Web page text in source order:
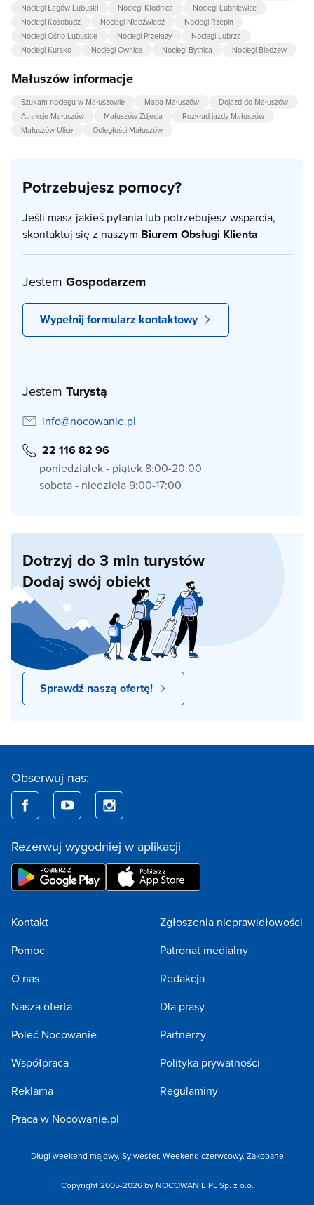
Noclegi Łagów Lubuski
Noclegi Kłodnica
Noclegi Lubniewice
Noclegi Kosobudz
Noclegi Niedźwiedź
Noclegi Rzepin
Noclegi Ośno Lubuskie
Noclegi Przełazy
Noclegi Lubrza
Noclegi Kursko
Noclegi Ownice Noclegi Bytnica Noclegi Bledzew
Małuszów informacje
Szukam noclegu w Małuszowie Mapa Małuszów
Dojazd do Małuszów
Atrakcje Małuszów
Małuszów Zdjecia
Rozkład jazdy Małuszów
Małuszów Ulice
Odległości Małuszów
Potrzebujesz pomocy?
Jeśli masz jakieś pytania lub potrzebujesz wsparcia,
skontaktuj się z naszym Biurem Obsługi Klienta
Jestem Gospodarzem
Wypełnij formularz kontaktowy
Jestem Turystą
info@nocowanie.pl
22 116 82 96
poniedziałek - piątek 8:00-20:00
sobota - niedziela 9:00-17:00
Dotrzyj do 3 mln turystów
Dodaj swój obiekt
Sprawdź naszą ofertę!
Obserwuj nas:
Rezerwuj wygodniej w aplikacji
Kontakt
Pomoc
O nas
Nasza oferta
Poleć Nocowanie
Współpraca
Reklama
Praca w Nocowanie.pl
Zgłoszenia nieprawidłowości
Patronat medialny
Redakcja
Dla prasy
Partnerzy
Polityka prywatności
Regulaminy
Długi weekend majowy, Sylwester, Weekend czerwcowy, Zakopane
Copyright 2005-2026 by NOCOWANIE.PL Sp. z o.o.